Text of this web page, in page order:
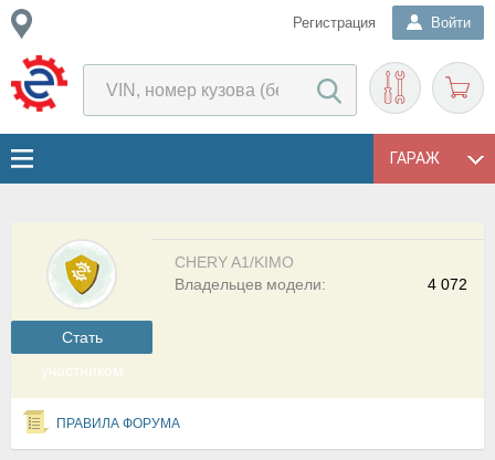
Регистрация Войти
ГАРАЖ
Cтать
участником
CHERY A1/KIMO
4 072
Владельцев модели:
ПРАВИЛА ФОРУМА